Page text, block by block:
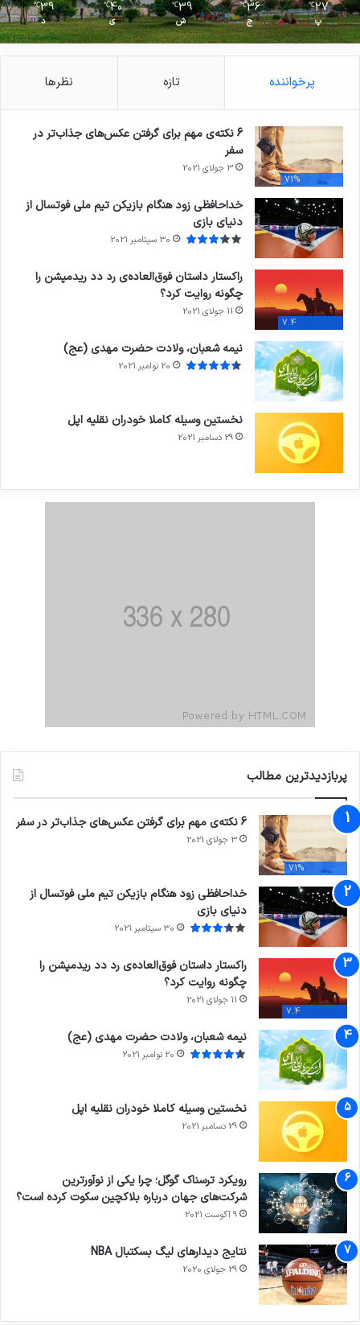
27
℃
پ
36
℃
ج
39
℃
ش
40
℃
ی
39
℃
د
پرخواننده تازه نظرها
71%
6 نکته‌ی مهم برای گرفتن عکس‌های جذاب‌تر در
سفر
3 جولای 2021
خداحافظی زود هنگام بازیکن تیم ملی فوتسال از
دنیای بازی
30 سپتامبر 2021
7.4
راکستار داستان فوق‌العاده‌ی رد دد ریدمپشن را
چگونه روایت کرد؟
11 جولای 2021
نیمه شعبان، ولادت حضرت مهدی (عج)
20 نوامبر 2021
نخستین وسیله کاملا خودران نقلیه اپل
29 دسامبر 2021
پربازدیدترین مطالب
71%
6 نکته‌ی مهم برای گرفتن عکس‌های جذاب‌تر در سفر
3 جولای 2021
خداحافظی زود هنگام بازیکن تیم ملی فوتسال از
دنیای بازی
30 سپتامبر 2021
7.4
راکستار داستان فوق‌العاده‌ی رد دد ریدمپشن را
چگونه روایت کرد؟
11 جولای 2021
نیمه شعبان، ولادت حضرت مهدی (عج)
20 نوامبر 2021
نخستین وسیله کاملا خودران نقلیه اپل
29 دسامبر 2021
رویکرد ترسناک گوگل؛ چرا یکی از نوآورترین
شرکت‌های جهان درباره بلاکچین سکوت کرده است؟
9 آگوست 2021
نتایج دیدار‌های لیگ بسکتبال NBA
29 جولای 2020